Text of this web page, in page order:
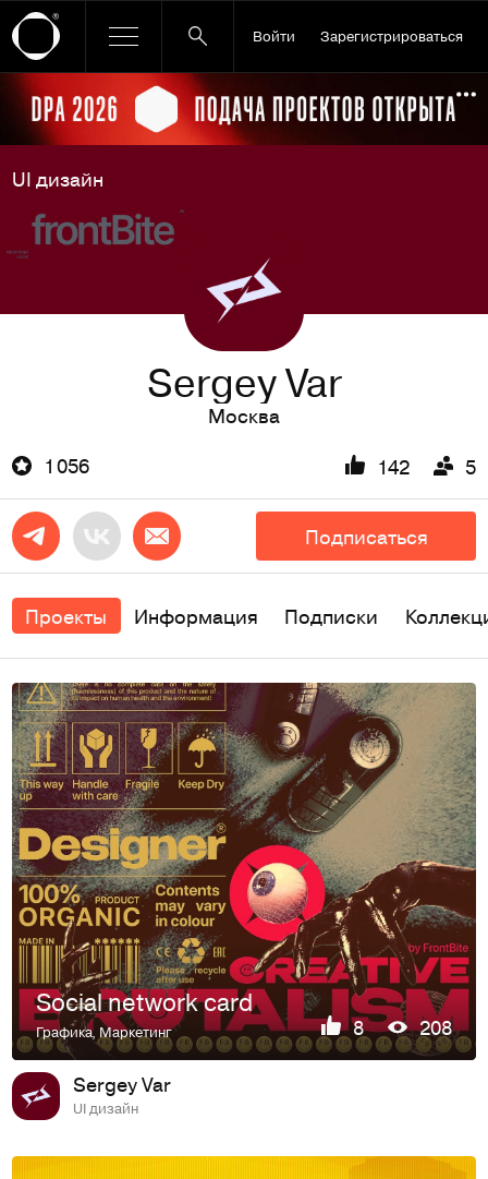
Войти Зарегистрироваться
Ссылка баннера
UI дизайн
Sergey Var
Москва
1 056
142 5
Подписаться
Проекты Информация Подписки
Social network card
Графика, Маркетинг 8 208
Sergey Var
UI дизайн